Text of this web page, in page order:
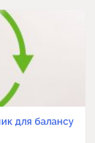
для балансу